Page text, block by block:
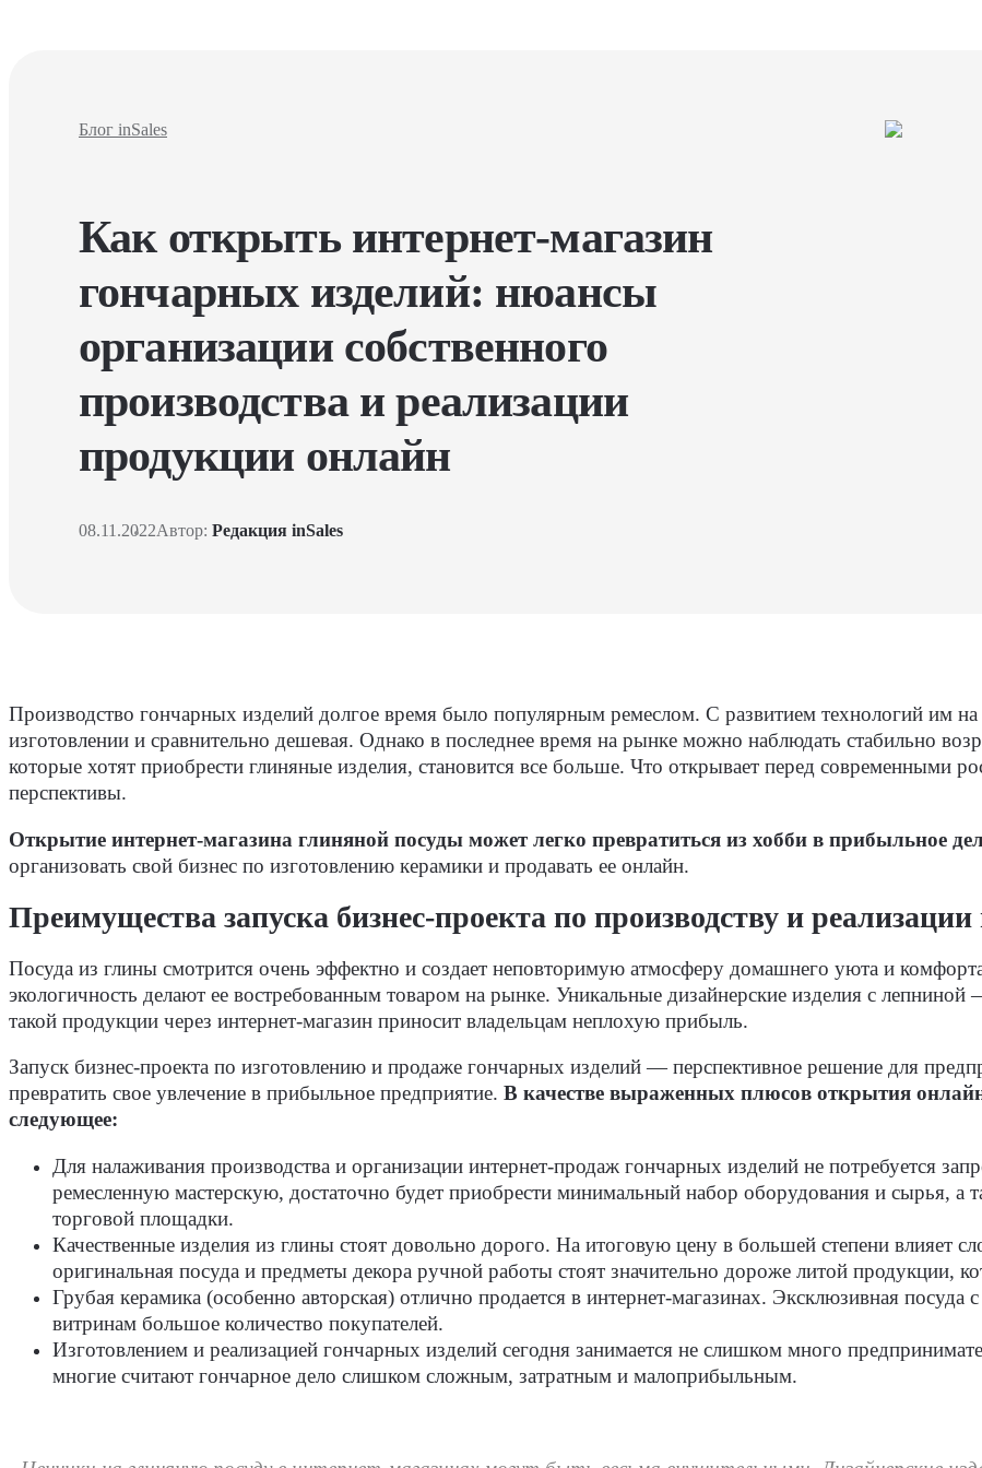
Блог inSales
Как открыть интернет-магазин
гончарных изделий: нюансы
организации собственного
производства и реализации
продукции онлайн
08.11.2022Автор: Редакция inSales
Производство гончарных изделий долгое время было популярным ремеслом. С развитием технологий им на
изготовлении и сравнительно дешевая. Однако в последнее время на рынке можно наблюдать стабильно
которые хотят приобрести глиняные изделия, становится все больше. Что открывает перед современными
перспективы.
Открытие интернет-магазина глиняной посуды может легко превратиться из хобби в прибыльное
организовать свой бизнес по изготовлению керамики и продавать ее онлайн.
Преимущества запуска бизнес-проекта по производству и
Посуда из глины смотрится очень эффектно и создает неповторимую атмосферу домашнего уюта и
экологичность делают ее востребованным товаром на рынке. Уникальные дизайнерские изделия с лепниной
такой продукции через интернет-магазин приносит владельцам неплохую прибыль.
Запуск бизнес-проекта по изготовлению и продаже гончарных изделий — перспективное решение для
превратить свое увлечение в прибыльное предприятие. В качестве выраженных плюсов открытия
следующее:
Для налаживания производства и организации интернет-продаж гончарных изделий не потребуется
ремесленную мастерскую, достаточно будет приобрести минимальный набор оборудования и сырья, а
торговой площадки.
Качественные изделия из глины стоят довольно дорого. На итоговую цену в большей степени влияет
оригинальная посуда и предметы декора ручной работы стоят значительно дороже литой
Грубая керамика (особенно авторская) отлично продается в интернет-магазинах. Эксклюзивная посуда
витринам большое количество покупателей.
Изготовлением и реализацией гончарных изделий сегодня занимается не слишком много
многие считают гончарное дело слишком сложным, затратным и малоприбыльным.